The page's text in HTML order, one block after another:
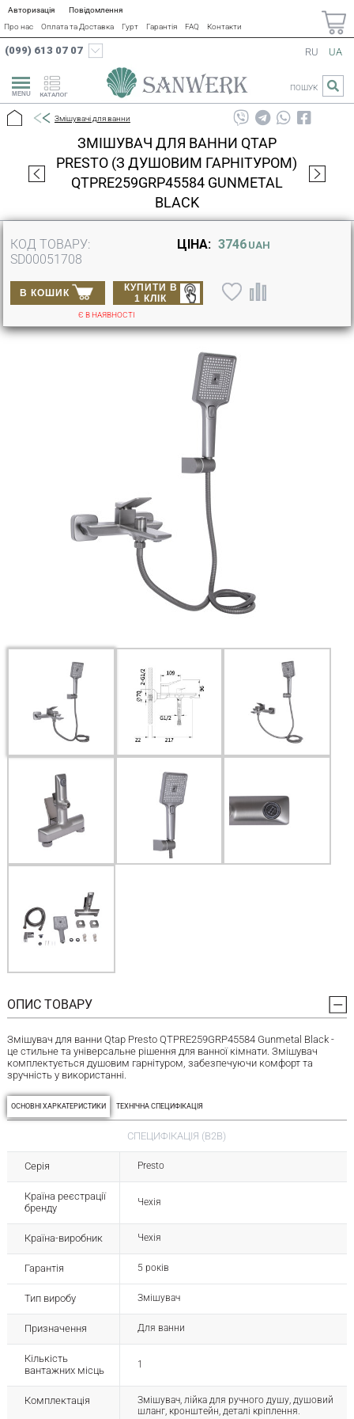
Авторизація
Повідомлення
Про нас
Оплата та Доставка Гурт Гарантія FAQ Контакти
(099) 613 07 07
КАТАЛОГ
RU UA
ПОШУК
Змішувачі для ванни
ЗМІШУВАЧ ДЛЯ ВАННИ QTAP
PRESTO (З ДУШОВИМ ГАРНІТУРОМ)
QTPRE259GRP45584 GUNMETAL
BLACK
КОД ТОВАРУ:
SD00051708
ЦІНА: 3746 UAH
В КОШИК
КУПИТИ В
1 КЛІК
Є В НАЯВНОСТІ
ОПИС ТОВАРУ
Змішувач для ванни Qtap Presto QTPRE259GRP45584 Gunmetal Black -
це стильне та універсальне рішення для ванної кімнати. Змішувач
комплектується душовим гарнітуром, забезпечуючи комфорт та
зручність у використанні.
ОСНОВНІ ХАРКАТЕРИСТИКИ ТЕХНІЧНА СПЕЦИФІКАЦІЯ
СПЕЦИФІКАЦІЯ (B2B)
Серія Presto
Країна реєстрації
бренду
Чехія
Країна-виробник Чехія
Гарантія 5 років
Тип виробу Змішувач
Призначення Для ванни
Кількість
вантажних місць
1
Комплектація
Змішувач, лійка для ручного душу, душовий
шланг, кронштейн, деталі кріплення.